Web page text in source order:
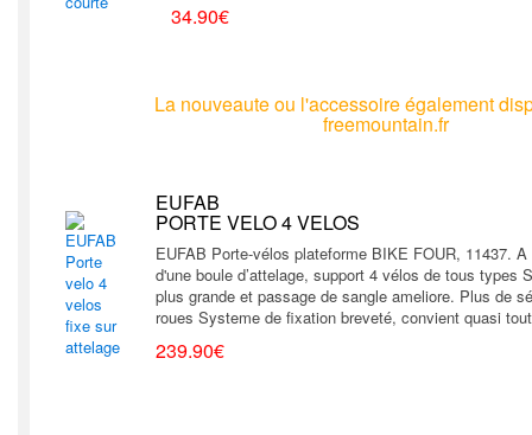
34.90€
La nouveaute ou l'accessoire également
freemountain.fr
EUFAB
PORTE VELO 4 VELOS
EUFAB Porte-vélos plateforme BIKE FOUR, 11437.
d'une boule d’attelage, support 4 vélos de tous types
plus grande et passage de sangle ameliore. Plus de
roues Systeme de fixation breveté, convient quasi
239.90€